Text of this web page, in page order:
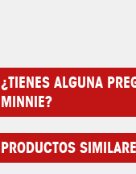
¿TIENES ALGUNA
MINNIE?
PRODUCTOS